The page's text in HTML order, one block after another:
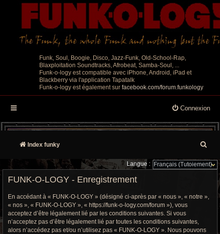
Funk, Soul, Boogie, Disco, Jazz-Funk, Old-School-Rap,
Blaxploitation Soundtracks, Afrobeat, Samba-Soul, ...
Funk-o-logy est compatible avec iPhone, Android, iPad et
Blackberry via l'application Tapatalk
Funk-o-logy est également sur facebook.com/forum.funkology
Connexion
Index funky
e
Langue :
FUNK-O-LOGY - Enregistrement
En accédant à « FUNK-O-LOGY » (désigné ci-après par « nous », « notre »,
« nos », « FUNK-O-LOGY », « https://funk-o-logy.com/forum »), vous
acceptez d’être légalement lié par les conditions suivantes. Si vous
n’acceptez pas d’être légalement lié par toutes les conditions suivantes,
alors n’accédez pas et/ou n’utilisez pas « FUNK-O-LOGY ». Nous pouvons